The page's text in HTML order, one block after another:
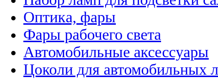
Оптика, фары
Фары рабочего света
Автомобильные аксессуары
Цоколи для автомобильных